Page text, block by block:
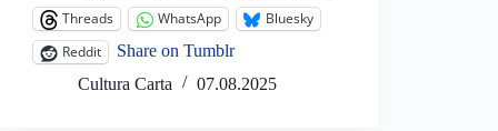
Threads
WhatsApp
Bluesky
Reddit
Share on Tumblr
Cultura Carta
07.08.2025